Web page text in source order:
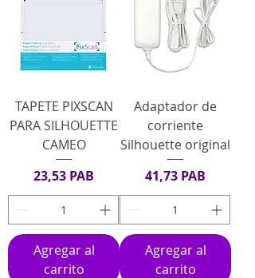
TAPETE PIXSCAN
PARA SILHOUETTE
CAMEO
Precio
23,53 PAB
Agregar al
carrito
Adaptador de
corriente
Silhouette original
Precio
41,73 PAB
Agregar al
carrito